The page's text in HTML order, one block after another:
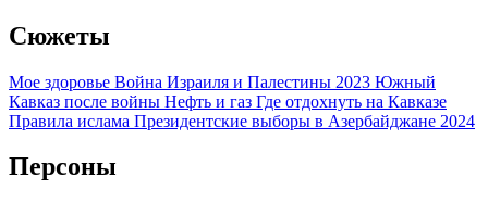
Сюжеты
Мое здоровье Война Израиля и Палестины 2023 Южный
Кавказ после войны Нефть и газ Где отдохнуть на Кавказе
Правила ислама Президентские выборы в Азербайджане 2024
Персоны